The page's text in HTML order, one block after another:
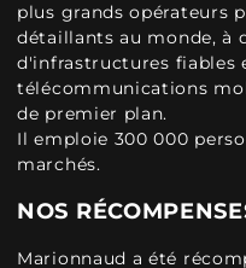
plus grands opérateurs
détaillants au monde, à
d'infrastructures fiables
télécommunications
de premier plan.
Il emploie 300 000
marchés.
NOS
Marionnaud a été